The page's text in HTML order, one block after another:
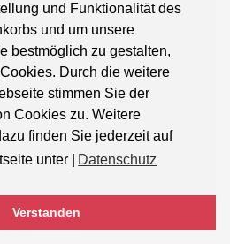
und Funktionalität des
und um unsere
bestmöglich zu gestalten,
Durch die weitere
stimmen Sie der
Cookies zu. Weitere
finden Sie jederzeit auf
unter |
Datenschutz
Verstanden